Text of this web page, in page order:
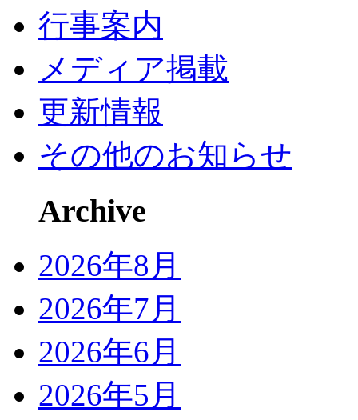
行事案内
メディア掲載
更新情報
その他のお知らせ
Archive
2026年8月
2026年7月
2026年6月
2026年5月